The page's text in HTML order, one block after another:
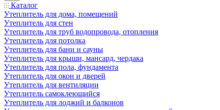
Каталог
Утеплитель для дома, помещений
Утеплитель для стен
Утеплитель для труб водопровода, отопления
Утеплитель для потолка
Утеплитель для бани и сауны
Утеплитель для крыши, мансард, чердака
Утеплитель для пола, фундамента
Утеплитель для окон и дверей
Утеплитель для вентиляции
Утеплитель самоклеющийся
Утеплитель для лоджий и балконов